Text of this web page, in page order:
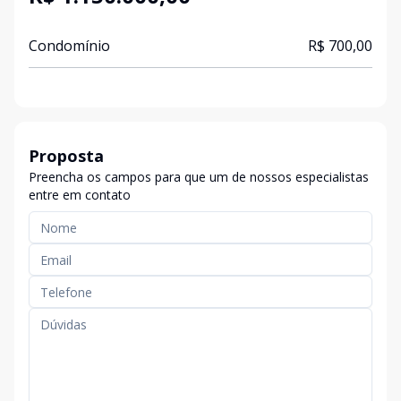
Condomínio R$ 700,00
Proposta
Preencha os campos para que um de nossos especialistas
entre em contato